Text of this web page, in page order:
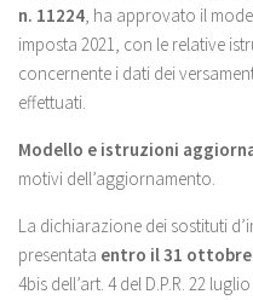
n. 11224, ha approvato il
imposta 2021, con le relative
concernente i dati dei
effettuati.
Modello e istruzioni
motivi dell’aggiornamento.
La dichiarazione dei sostituti
presentata entro il 31 ottobre
4bis dell’art. 4 del D.P.R. 22